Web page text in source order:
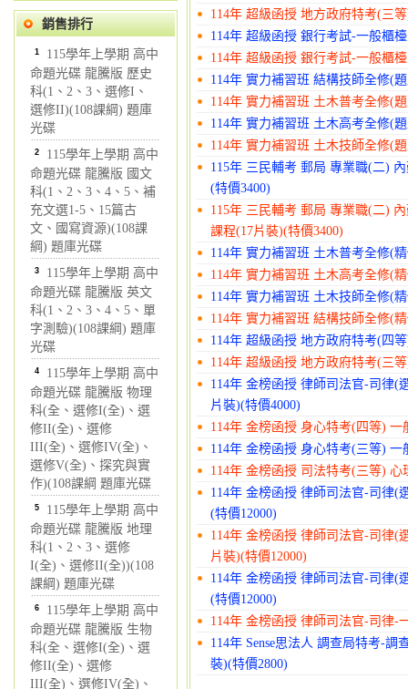
銷售排行
1 115學年上學期 高中
命題光碟 龍騰版 歷史
科(1、2、3、選修I、
選修II)(108課綱) 題庫
光碟
2 115學年上學期 高中
命題光碟 龍騰版 國文
科(1、2、3、4、5、補
充文選1-5、15篇古
文、國寫資源)(108課
綱) 題庫光碟
3 115學年上學期 高中
命題光碟 龍騰版 英文
科(1、2、3、4、5、單
字測驗)(108課綱) 題庫
光碟
4 115學年上學期 高中
命題光碟 龍騰版 物理
科(全、選修I(全)、選
修II(全)、選修
III(全)、選修IV(全)、
選修V(全)、探究與實
作)(108課綱 題庫光碟
5 115學年上學期 高中
命題光碟 龍騰版 地理
科(1、2、3、選修
I(全)、選修II(全))(108
課綱) 題庫光碟
6 115學年上學期 高中
命題光碟 龍騰版 生物
科(全、選修I(全)、選
修II(全)、選修
III(全)、選修IV(全)、
114年 超級函授 地方政府特考(三
114年 超級函授 銀行考試-一般櫃
114年 超級函授 銀行考試-一般櫃
114年 實力補習班 結構技師全修(
114年 實力補習班 土木普考全修(
114年 實力補習班 土木高考全修(
114年 實力補習班 土木技師全修(
115年 三民輔考 郵局 專業職(二)
(特價3400)
115年 三民輔考 郵局 專業職(二)
課程(17片裝)(特價3400)
114年 實力補習班 土木普考全修(
114年 實力補習班 土木高考全修(
114年 實力補習班 土木技師全修(
114年 實力補習班 結構技師全修(
114年 超級函授 地方政府特考(四
114年 超級函授 地方政府特考(三
114年 金榜函授 律師司法官-司律(
片裝)(特價4000)
114年 金榜函授 身心特考(四等)
114年 金榜函授 身心特考(三等)
114年 金榜函授 司法特考(三等)
114年 金榜函授 律師司法官-司律(
(特價12000)
114年 金榜函授 律師司法官-司律(
片裝)(特價12000)
114年 金榜函授 律師司法官-司律(
(特價12000)
114年 金榜函授 律師司法官-司律-
114年 Sense思法人 調查局特考-
裝)(特價2800)